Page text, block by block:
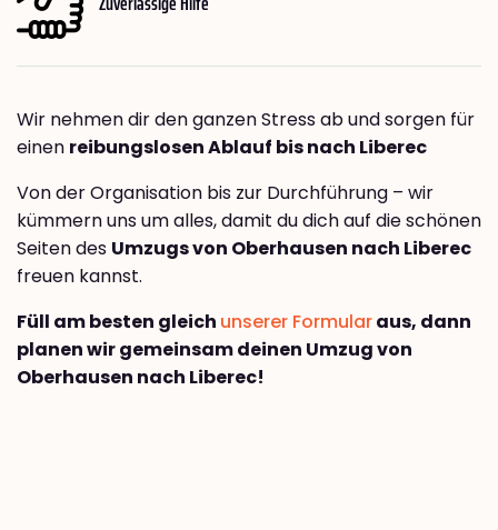
Wir nehmen dir den ganzen Stress ab und sorgen für
einen reibungslosen Ablauf bis nach Liberec
Von der Organisation bis zur Durchführung – wir
kümmern uns um alles, damit du dich auf die schönen
Seiten des Umzugs von Oberhausen nach Liberec
freuen kannst.
Füll am besten gleich unserer Formularaus, dann
planen wir gemeinsam deinen Umzug von
Oberhausen nach Liberec!